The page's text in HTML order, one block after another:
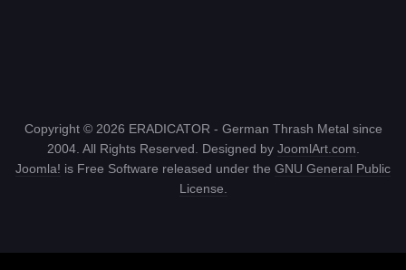
Copyright © 2026 ERADICATOR - German Thrash Metal since
2004. All Rights Reserved. Designed by JoomlArt.com
Joomla! is Free Software released under the GNU General Public
License.